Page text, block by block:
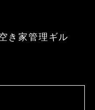
き家管理ギル